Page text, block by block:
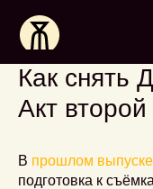
Как снять
Акт второй
В прошлом выпуске
подготовка к